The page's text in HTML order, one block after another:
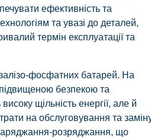
ефективність та
та увазі до деталей,
термін експлуатації та
фосфатних батарей. На
підвищеною безпекою та
щільність енергії, але й
на обслуговування та
розряджання, що